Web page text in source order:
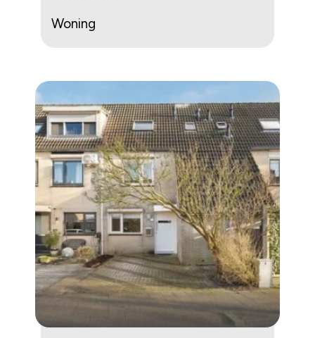
Woning